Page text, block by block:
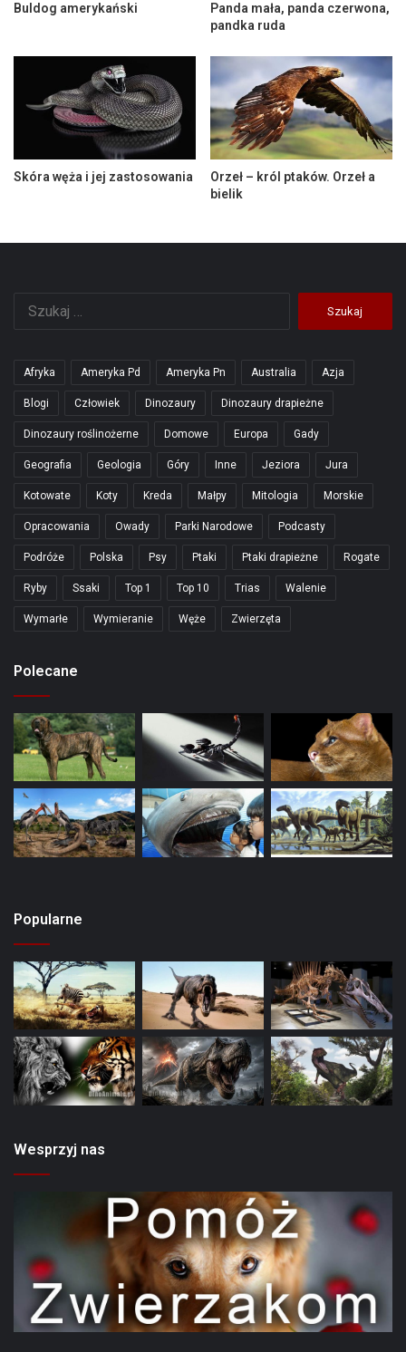
Buldog amerykański
Panda mała, panda czerwona,
pandka ruda
Skóra węża i jej zastosowania
Orzeł – król ptaków. Orzeł a
bielik
Afryka Ameryka Pd Ameryka Pn Australia Azja
Blogi Człowiek Dinozaury Dinozaury drapieżne
Dinozaury roślinożerne Domowe Europa Gady
Geografia Geologia Góry Inne Jeziora Jura
Kotowate Koty Kreda Małpy Mitologia Morskie
Opracowania Owady Parki Narodowe Podcasty
Podróże Polska Psy Ptaki Ptaki drapieżne Rogate
Ryby Ssaki Top 1 Top 10 Trias Walenie
Wymarłe Wymieranie Węże Zwierzęta
Polecane
Popularne
Wesprzyj nas